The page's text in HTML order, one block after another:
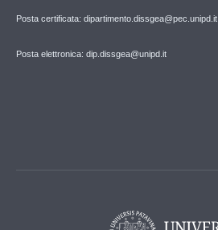
Posta certificata: dipartimento.dissgea@pec.unipd.it
Posta elettronica: dip.dissgea@unipd.it